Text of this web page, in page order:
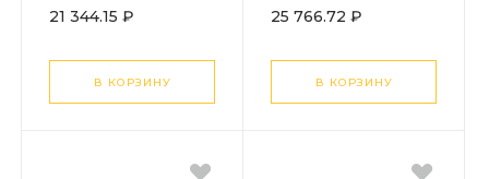
21 344.15 ₽
В КОРЗИНУ
STELS
25 766.72 ₽
В КОРЗИНУ